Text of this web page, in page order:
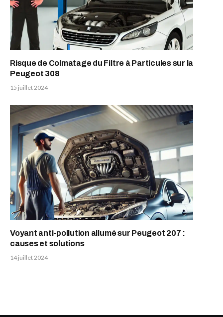
Risque de Colmatage du Filtre à Particules sur la
Peugeot 308
15 juillet 2024
Voyant anti-pollution allumé sur Peugeot 207 :
causes et solutions
14 juillet 2024